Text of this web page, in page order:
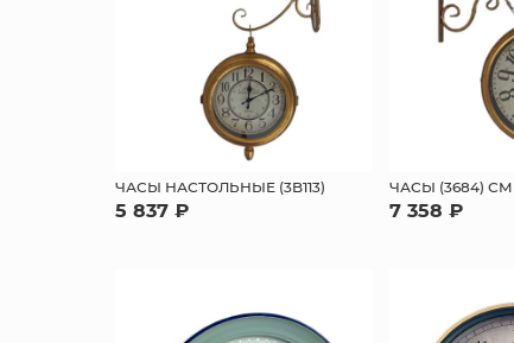
ЧАСЫ НАСТОЛЬНЫЕ (3B113)
5 837 ₽
ЧАСЫ (3684) СМ
7 358 ₽